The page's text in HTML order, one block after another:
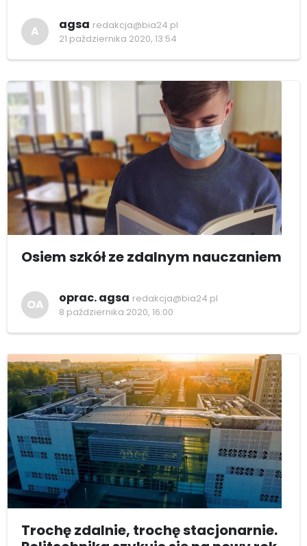
A agsa redakcja@bia24.pl
21 października 2020, 13:54
Osiem szkół ze zdalnym nauczaniem
OA oprac. agsa redakcja@bia24.pl
8 października 2020, 16:00
Trochę zdalnie, trochę stacjonarnie.